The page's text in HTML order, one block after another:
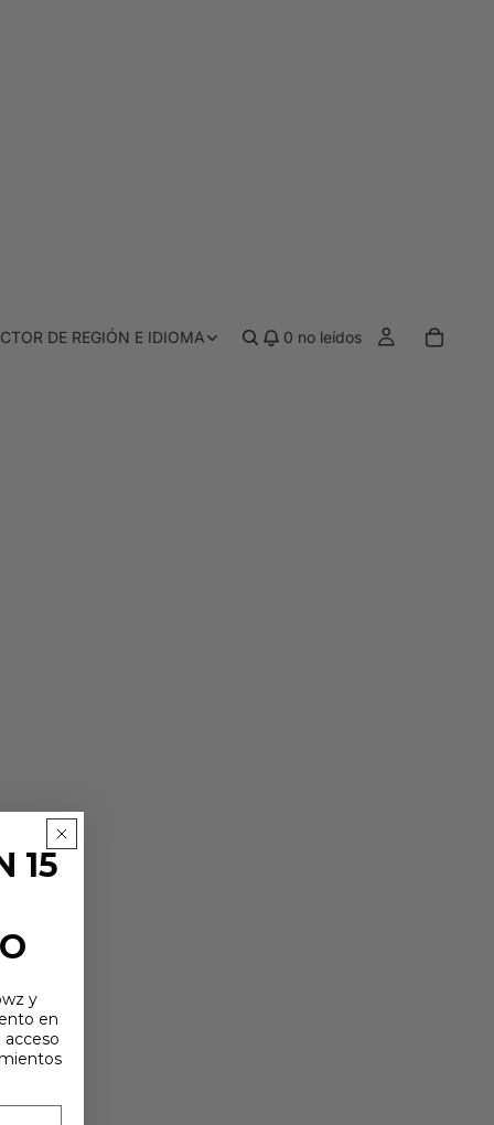
DE REGIÓN E IDIOMA 0 no leídos
15
y
en